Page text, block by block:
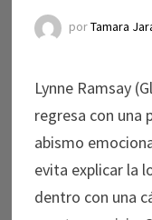
porTamara
Lynne Ramsay
regresa con una
abismo
evita explicar la
dentro con una